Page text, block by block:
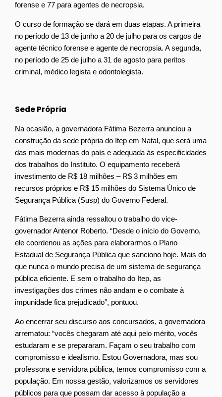
forense e 77 para agentes de necropsia.
O curso de formação se dará em duas etapas. A primeira
no período de 13 de junho a 20 de julho para os cargos de
agente técnico forense e agente de necropsia. A segunda,
no período de 25 de julho a 31 de agosto para peritos
criminal, médico legista e odontolegista.
Sede Própria
Na ocasião, a governadora Fátima Bezerra anunciou a
construção da sede própria do Itep em Natal, que será uma
das mais modernas do país e adequada às especificidades
dos trabalhos do Instituto. O equipamento receberá
investimento de R$ 18 milhões – R$ 3 milhões em
recursos próprios e R$ 15 milhões do Sistema Único de
Segurança Pública (Susp) do Governo Federal.
Fátima Bezerra ainda ressaltou o trabalho do vice-
governador Antenor Roberto. “Desde o início do Governo,
ele coordenou as ações para elaborarmos o Plano
Estadual de Segurança Pública que sanciono hoje. Mais do
que nunca o mundo precisa de um sistema de segurança
pública eficiente. E sem o trabalho do Itep, as
investigações dos crimes não andam e o combate à
impunidade fica prejudicado”, pontuou.
Ao encerrar seu discurso aos concursados, a governadora
arrematou: “vocês chegaram até aqui pelo mérito, vocês
estudaram e se prepararam. Façam o seu trabalho com
compromisso e idealismo. Estou Governadora, mas sou
professora e servidora pública, temos compromisso com a
população. Em nossa gestão, valorizamos os servidores
públicos para que possam dar acesso à população a